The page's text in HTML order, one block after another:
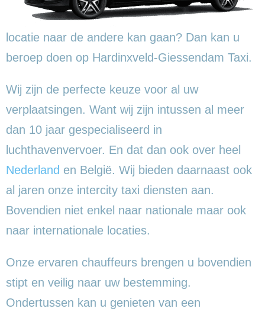
locatie naar de andere kan gaan? Dan kan u
beroep doen op Hardinxveld-Giessendam Taxi.
Wij zijn de perfecte keuze voor al uw
verplaatsingen. Want wij zijn intussen al meer
dan 10 jaar gespecialiseerd in
luchthavenvervoer. En dat dan ook over heel
Nederland en België. Wij bieden daarnaast ook
al jaren onze intercity taxi diensten aan.
Bovendien niet enkel naar nationale maar ook
naar internationale locaties.
Onze ervaren chauffeurs brengen u bovendien
stipt en veilig naar uw bestemming.
Ondertussen kan u genieten van een